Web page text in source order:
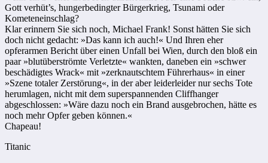
Gott verhüt’s, hungerbedingter Bürgerkrieg, Tsunami oder
Kometeneinschlag?
Klar erinnern Sie sich noch, Michael Frank! Sonst hätten Sie sich
doch nicht gedacht: »Das kann ich auch!« Und Ihren eher
opferarmen Bericht über einen Unfall bei Wien, durch den bloß ein
paar »blutüberströmte Verletzte« wankten, daneben ein »schwer
beschädigtes Wrack« mit »zerknautschtem Führerhaus« in einer
»Szene totaler Zerstörung«, in der aber leiderleider nur sechs Tote
herumlagen, nicht mit dem superspannenden Cliffhanger
abgeschlossen: »Wäre dazu noch ein Brand ausgebrochen, hätte es
noch mehr Opfer geben können.«
Chapeau!
Titanic